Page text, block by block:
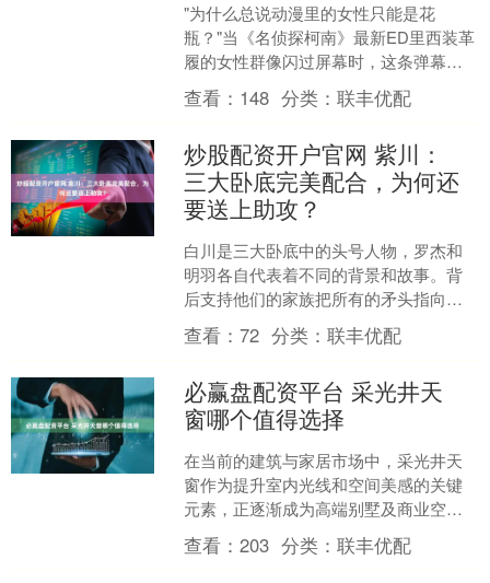
"为什么总说动漫里的女性只能是花
瓶？"当《名侦探柯南》最新ED里西装革
履的女性群像闪过屏幕时，这条弹幕刺
痛了多少人的心。在这个被黑衣组织阴
影笼罩的推理世界里，她....
查看： 148 分类：联丰优配
炒股配资开户官网 紫川：
三大卧底完美配合，为何还
要送上助攻？
白川是三大卧底中的头号人物，罗杰和
明羽各自代表着不同的背景和故事。背
后支持他们的家族把所有的矛头指向紫
川秀，意图将他铲除。然而，他们却从
未付诸实际行动，原因有二....
查看：72 分类：联丰优配
必赢盘配资平台 采光井天
窗哪个值得选择
在当前的建筑与家居市场中，采光井天
窗作为提升室内光线和空间美感的关键
元素，正逐渐成为高端别墅及商业空间
设计中的重要组成部分。然而，随着市
场的快速发展，消费者在选....
查看：203 分类：联丰优配